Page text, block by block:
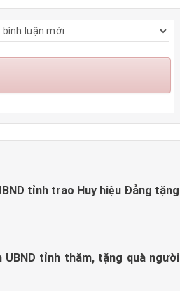
tỉnh trao Huy hiệu Đảng tặng
UBND tỉnh thăm, tặng quà người